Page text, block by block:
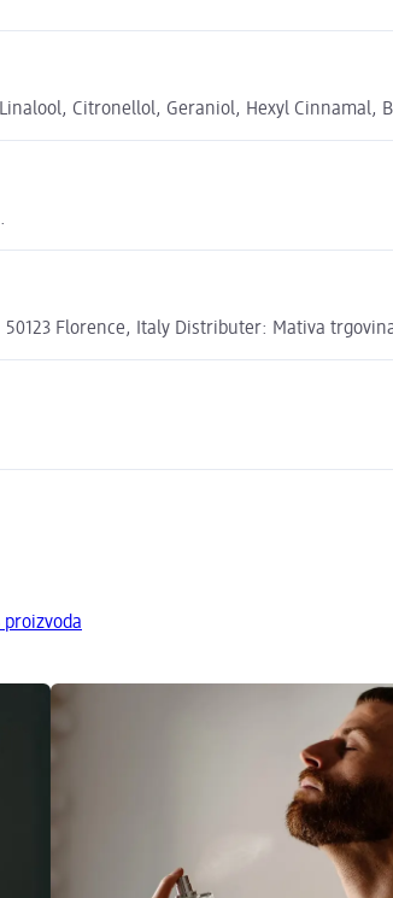
Citronellol, Geraniol, Hexyl Cinnamal,
Florence, Italy Distributer: Mativa
proizvoda